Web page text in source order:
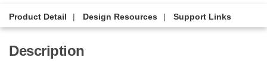
Product Detail Design Resources Support Links
Description